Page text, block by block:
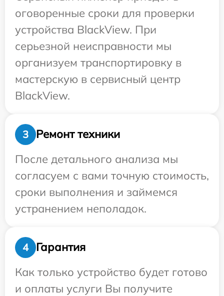
оговоренные сроки для проверки
устройства BlackView. При
серьезной неисправности мы
организуем транспортировку в
мастерскую в сервисный центр
BlackView.
3
Ремонт техники
После детального анализа мы
согласуем с вами точную стоимость,
сроки выполнения и займемся
устранением неполадок.
4
Гарантия
Как только устройство будет готово
и оплаты услуги Вы получите